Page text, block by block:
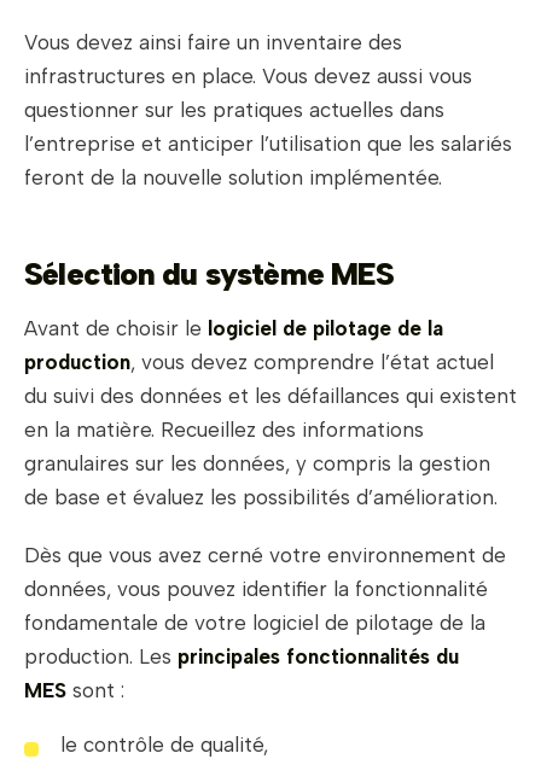
Vous devez ainsi faire un inventaire des
infrastructures en place. Vous devez aussi vous
questionner sur les pratiques actuelles dans
l’entreprise et anticiper l’utilisation que les salariés
feront de la nouvelle solution implémentée.
Sélection du système MES
Avant de choisir le logiciel de pilotage de la
production, vous devez comprendre l’état actuel
du suivi des données et les défaillances qui existent
en la matière. Recueillez des informations
granulaires sur les données, y compris la gestion
de base et évaluez les possibilités d’amélioration.
Dès que vous avez cerné votre environnement de
données, vous pouvez identifier la fonctionnalité
fondamentale de votre logiciel de pilotage de la
production. Les principales fonctionnalités du
MES sont :
le contrôle de qualité,